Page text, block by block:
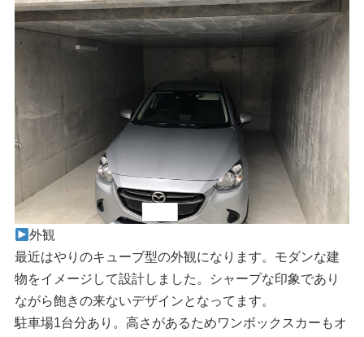
外観
最近はやりのキューブ型の外観になります。モダンな建
物をイメージして設計しました。シャープな印象であり
ながら飽きの来ないデザインとなってます。
駐車場1台分あり。高さがあるためワンボックスカーもオ